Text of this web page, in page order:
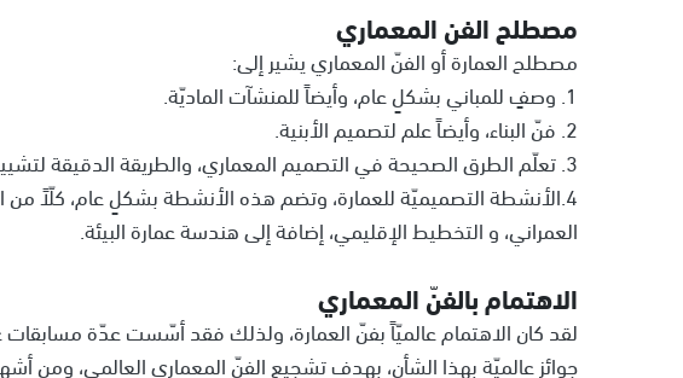
مصطلح الفن المعماري
مصطلح العمارة أو الفنّ المعماري يشير إلى:
1. وصفٍ للمباني بشكلٍ عام، وأيضاً للمنشآت الماديّة.
2. فنّ البناء، وأيضاً علم لتصميم الأبنية.
3. تعلّم الطرق الصحيحة في التصميم المعماري، والطريقة الدقيقة لتشييد الأبنية أو المنشآت.
4.الأنشطة التصميميّة للعمارة، وتضم هذه الأنشطة بشكلٍ عام، كلّاً من
العمراني، و التخطيط الإقليمي، إضافة إلى هندسة عمارة البيئة.
الاهتمام بالفنّ المعماري
لقد كان الاهتمام عالميّاً بفنّ العمارة، ولذلك فقد أسّست عدّة
جوائز عالميّة بهذا الشأن، بهدف تشجيع الفنّ المعماري العالمي، ومن